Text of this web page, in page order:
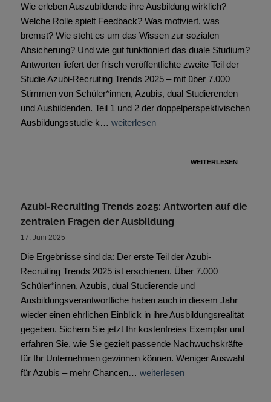
Wie erleben Auszubildende ihre Ausbildung wirklich?
Welche Rolle spielt Feedback? Was motiviert, was
bremst? Wie steht es um das Wissen zur sozialen
Absicherung? Und wie gut funktioniert das duale Studium?
Antworten liefert der frisch veröffentlichte zweite Teil der
Studie Azubi-Recruiting Trends 2025 – mit über 7.000
Stimmen von Schüler*innen, Azubis, dual Studierenden
und Ausbildenden. Teil 1 und 2 der doppelperspektivischen
Ausbildungsstudie k… weiterlesen
WEITERLESEN
Azubi-Recruiting Trends 2025: Antworten auf die
zentralen Fragen der Ausbildung
17. Juni 2025
Die Ergebnisse sind da: Der erste Teil der Azubi-
Recruiting Trends 2025 ist erschienen. Über 7.000
Schüler*innen, Azubis, dual Studierende und
Ausbildungsverantwortliche haben auch in diesem Jahr
wieder einen ehrlichen Einblick in ihre Ausbildungsrealität
gegeben. Sichern Sie jetzt Ihr kostenfreies Exemplar und
erfahren Sie, wie Sie gezielt passende Nachwuchskräfte
für Ihr Unternehmen gewinnen können. Weniger Auswahl
für Azubis – mehr Chancen… weiterlesen